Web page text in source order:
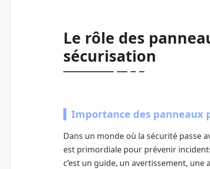
Le rôle des
sécurisation
Importance des panneaux
Dans un monde où la sécurité passe
est primordiale pour prévenir
c’est un guide, un avertissement,